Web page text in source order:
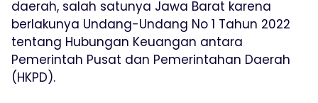
daerah, salah satunya Jawa Barat karena
berlakunya Undang-Undang No 1 Tahun 2022
tentang Hubungan Keuangan antara
Pemerintah Pusat dan Pemerintahan Daerah
(HKPD).